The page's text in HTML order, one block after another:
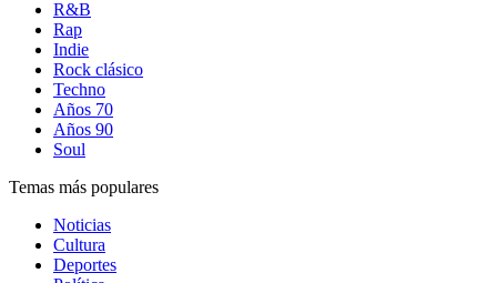
R&B
Rap
Indie
Rock clásico
Techno
Años 70
Años 90
Soul
Temas más populares
Noticias
Cultura
Deportes